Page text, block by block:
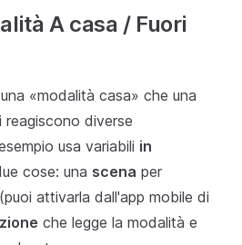
A casa / Fuori
«modalità casa» che una
diverse
usa variabili in
cose: una scena per
attivarla dall'app mobile di
che legge la modalità e